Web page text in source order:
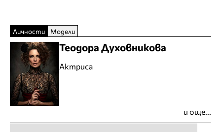
Личности Модели
Теодора Духовникова
Актриса
и още...